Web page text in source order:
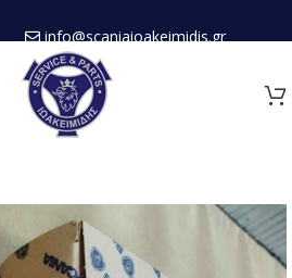
info@scaniaioakeimidis.gr